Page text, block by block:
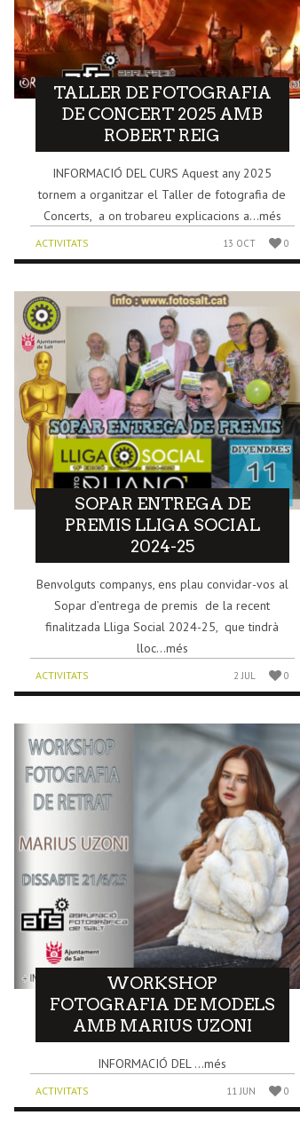
TALLER DE FOTOGRAFIA
DE CONCERT 2025 AMB
ROBERT REIG
INFORMACIÓ DEL CURS Aquest any 2025
tornem a organitzar el Taller de fotografia de
Concerts, a on trobareu explicacions a...més
ACTIVITATS 13 OCT 0
SOPAR ENTREGA DE
PREMIS LLIGA SOCIAL
2024-25
Benvolguts companys, ens plau convidar-vos al
Sopar d’entrega de premis de la recent
finalitzada Lliga Social 2024-25, que tindrà
lloc...més
ACTIVITATS 2 JUL 0
WORKSHOP
FOTOGRAFIA DE MODELS
AMB MARIUS UZONI
INFORMACIÓ DEL ...més
ACTIVITATS 11 JUN 0